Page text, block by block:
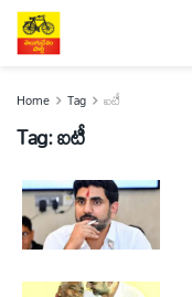
Home Tag ఐటీ
Tag:ఐటీ